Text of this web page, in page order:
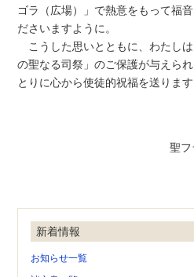
ゴラ（広場）」で熱意をもって福
ださいますように。
こうした思いとともに、わたし
の聖なる司祭」のご保護が与えら
とりに心から使徒的祝福を送ります
聖フ
新着情報
お知らせ一覧